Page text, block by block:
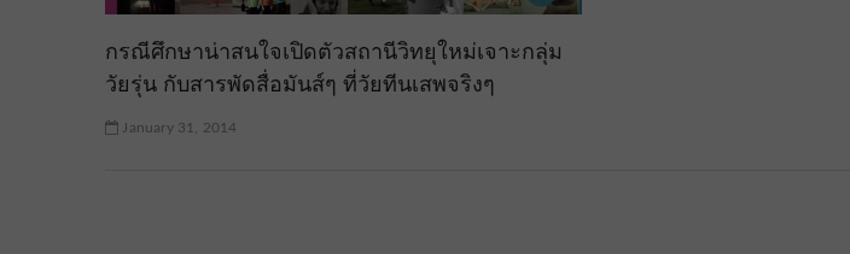
กรณีศึกษาน่าสนใจเปิดตัวสถานีวิทยุใหม่เจาะกลุ่ม
วัยรุ่น กับสารพัดสื่อมันส์ๆ ที่วัยทีนเสพจริงๆ
January 31, 2014